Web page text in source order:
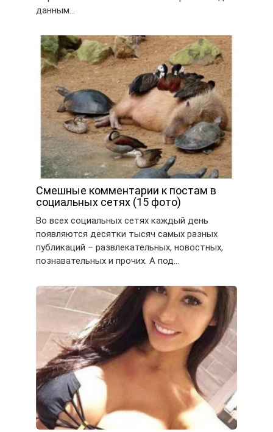
данным…
Смешные комментарии к постам в
социальных сетях (15 фото)
Во всех социальных сетях каждый день
появляются десятки тысяч самых разных
публикаций – развлекательных, новостных,
познавательных и прочих. А под…